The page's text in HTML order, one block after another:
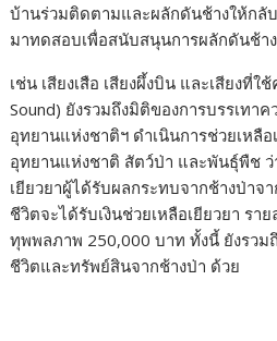
บ้านร่วมติดตามและผลักดันช้างให้กลั
มาทดสอบเพื่อสนับสนุนการผลักดันช้าง
เช่น เสียงเสือ เสียงผึ้งบิน และเสียงที่
Sound) ยังรวมถึงมิติของการบรรเทา
อุทยานแห่งชาติฯ ดำเนินการช่วยเหลือ
อุทยานแห่งชาติ สัตว์ป่า และพันธุ์พืช ว่
เยียวยาผู้ได้รับผลกระทบจากช้างป่าจ
ชีวิตจะได้รับเงินช่วยเหลือเยียวยา ร
ทุพพลภาพ 250,000 บาท ทั้งนี้ ยังรวม
ชีวิตและทรัพย์สินจากช้างป่า ด้วย